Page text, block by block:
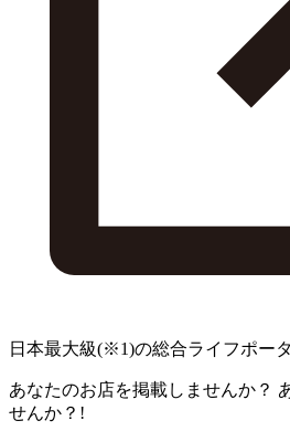
日本最大級(※1)の総合ライフポー
あなたのお店を掲載しませんか？
せんか？!